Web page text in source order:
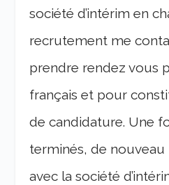
société d’intérim en
recrutement me
prendre rendez vous
français et pour
de candidature. Une
terminés, de nouveau
avec la société